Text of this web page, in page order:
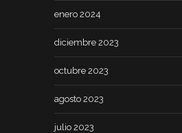
enero 2024
diciembre 2023
octubre 2023
agosto 2023
julio 2023